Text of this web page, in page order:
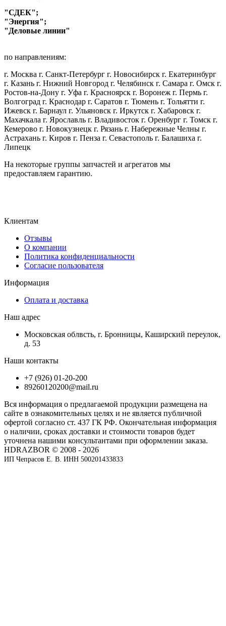
"СДЕК";
"Энергия";
"Деловые линии"
по направлениям:
г. Москва г. Санкт-Петербург г. Новосибирск г. Екатеринбург
г. Казань г. Нижний Новгород г. Челябинск г. Самара г. Омск г.
Ростов-на-Дону г. Уфа г. Красноярск г. Воронеж г. Пермь г.
Волгоград г. Краснодар г. Саратов г. Тюмень г. Тольятти г.
Ижевск г. Барнаул г. Ульяновск г. Иркутск г. Хабаровск г.
Махачкала г. Ярославль г. Владивосток г. Оренбург г. Томск г.
Кемерово г. Новокузнецк г. Рязань г. Набережные Челны г.
Астрахань г. Киров г. Пенза г. Севастополь г. Балашиха г.
Липецк
На некоторые группы запчастей и агрегатов мы
предоставляем гарантию.
Клиентам
Отзывы
О компании
Политика конфиденциальности
Согласие пользователя
Информация
Оплата и доставка
Наш адрес
Московская облвсть, г. Бронницы, Каширский переулок,
д. 53
Наши контакты
+7 (926) 01-20-200
89260120200@mail.ru
Вся информация о предлагаемой продукции размещена на
сайте в ознакомительных целях и не является публичной
офертой согласно ст. 437 ГК РФ. Окончательная информация
о наличии, сроках доставки и стоимости товаров будет
уточнена нашими консультантами при оформлении заказа.
HDRAZBOR © 2008 - 2026
ИП Чепрасов Е. В. ИНН 500201433833